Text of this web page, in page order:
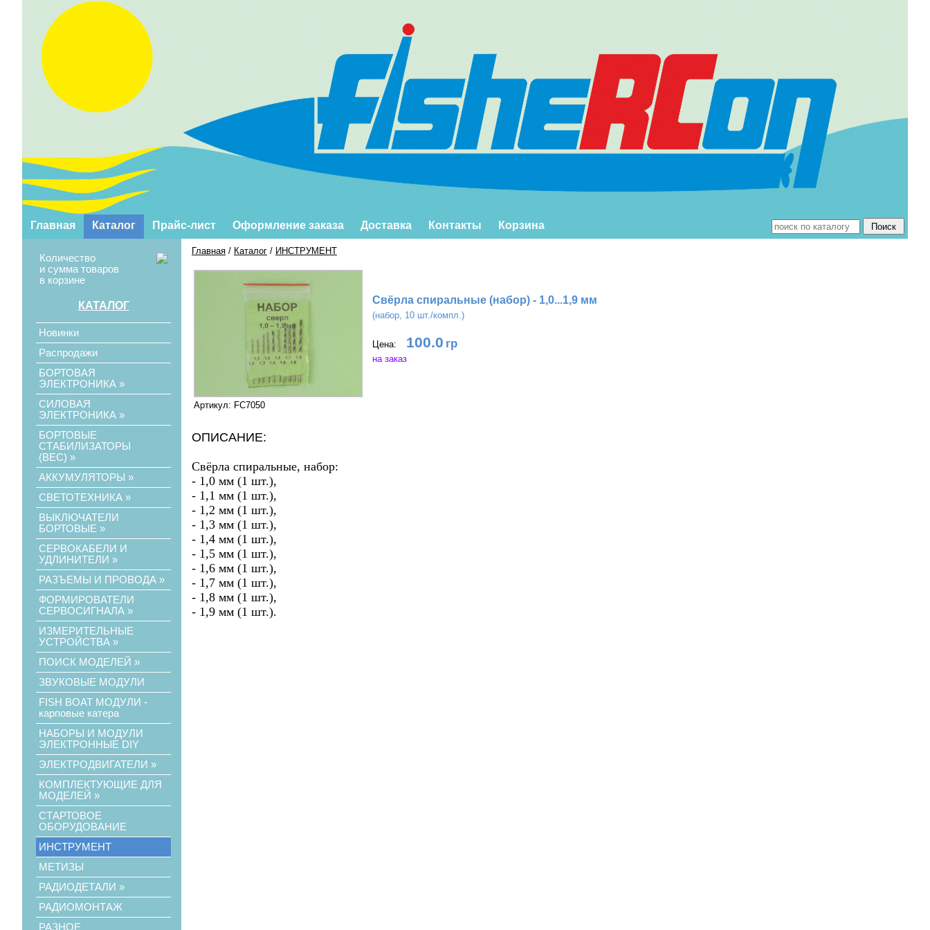
Главная Каталог Прайс-лист Оформление заказа Доставка Контакты Корзина
Количество
и сумма товаров
в корзине
КАТАЛОГ
Новинки
Распродажи
БОРТОВАЯ
ЭЛЕКТРОНИКА »
СИЛОВАЯ
ЭЛЕКТРОНИКА »
БОРТОВЫЕ
СТАБИЛИЗАТОРЫ
(ВЕС) »
АККУМУЛЯТОРЫ »
СВЕТОТЕХНИКА »
ВЫКЛЮЧАТЕЛИ
БОРТОВЫЕ »
СЕРВОКАБЕЛИ И
УДЛИНИТЕЛИ »
РАЗЪЕМЫ И ПРОВОДА »
ФОРМИРОВАТЕЛИ
СЕРВОСИГНАЛА »
ИЗМЕРИТЕЛЬНЫЕ
УСТРОЙСТВА »
ПОИСК МОДЕЛЕЙ »
ЗВУКОВЫЕ МОДУЛИ
FISH BOAT МОДУЛИ -
карповые катера
НАБОРЫ И МОДУЛИ
ЭЛЕКТРОННЫЕ DIY
ЭЛЕКТРОДВИГАТЕЛИ »
КОМПЛЕКТУЮЩИЕ ДЛЯ
МОДЕЛЕЙ »
СТАРТОВОЕ
ОБОРУДОВАНИЕ
ИНСТРУМЕНТ
МЕТИЗЫ
РАДИОДЕТАЛИ »
РАДИОМОНТАЖ
РАЗНОЕ
Главная / Каталог / ИНСТРУМЕНТ
Свёрла спиральные (набор) - 1,0...1,9 мм
(набор, 10 шт./компл.)
Цена: 100.0
на заказ
Артикул: FC7050
ОПИСАНИЕ:
Свёрла спиральные, набор:
- 1,0 мм (1 шт.),
- 1,1 мм (1 шт.),
- 1,2 мм (1 шт.),
- 1,3 мм (1 шт.),
- 1,4 мм (1 шт.),
- 1,5 мм (1 шт.),
- 1,6 мм (1 шт.),
- 1,7 мм (1 шт.),
- 1,8 мм (1 шт.),
- 1,9 мм (1 шт.).